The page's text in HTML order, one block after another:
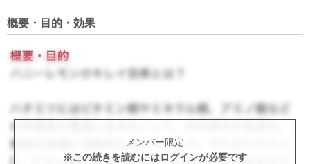
概要・目的・効果
メンバー限定
※この続きを読むにはログインが必要です